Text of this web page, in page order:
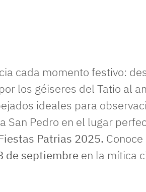
cada momento festivo:
los géiseres del Tatio al
ideales para
San Pedro en el lugar
Patrias 2025.
de septiembre en la mítica